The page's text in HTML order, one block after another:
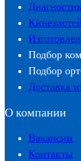
Подбор
Подбор
Доставка
О компании
Вакансии
Контакты